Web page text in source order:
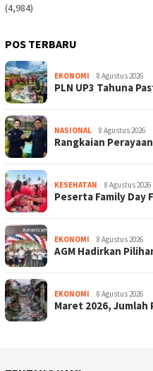
(4,984)
POS TERBARU
EKONOMI 8 Agustus 2026
PLN UP3 Tahuna
NASIONAL 8 Agustus 2026
Rangkaian
KESEHATAN 8 Agustus 2026
Peserta Family Day
EKONOMI 8 Agustus 2026
AGM Hadirkan
EKONOMI 8 Agustus 2026
Maret 2026,